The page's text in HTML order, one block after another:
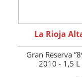
La Rioja
Gran Reserva
2010 - 1,5 L